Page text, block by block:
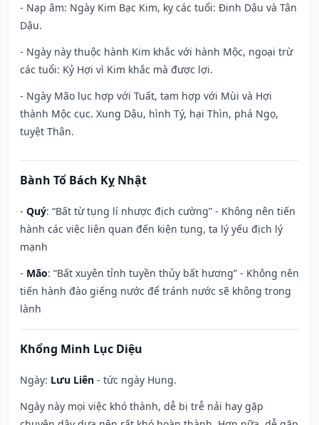
- Nạp âm: Ngày Kim Bạc Kim, kỵ các tuổi: Đinh Dậu và Tân
Dậu.
- Ngày này thuộc hành Kim khắc với hành Mộc, ngoại trừ
các tuổi: Kỷ Hợi vì Kim khắc mà được lợi.
- Ngày Mão lục hợp với Tuất, tam hợp với Mùi và Hợi
thành Mộc cục. Xung Dậu, hình Tý, hại Thìn, phá Ngọ,
tuyệt Thân.
Bành Tổ Bách Kỵ Nhật
- Quý: “Bất từ tụng lí nhược địch cường” - Không nên tiến
hành các việc liên quan đến kiện tụng, ta lý yếu địch lý
mạnh
- Mão: “Bất xuyên tỉnh tuyền thủy bất hương” - Không nên
tiến hành đào giếng nước để tránh nước sẽ không trong
lành
Khổng Minh Lục Diệu
Ngày: Lưu Liên - tức ngày Hung.
Ngày này mọi việc khó thành, dễ bị trễ nải hay gặp